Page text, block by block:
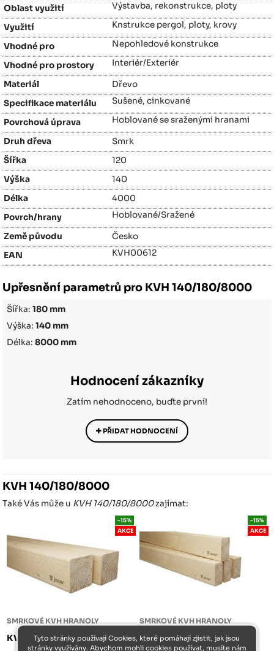
Oblast využití
Výstavba, rekonstrukce, ploty
Využití Knstrukce pergol, ploty, krovy
Vhodné pro Nepohledové konstrukce
Vhodné pro prostory Interiér/Exteriér
Materiál
Dřevo
Specifikace materiálu
Sušené, cinkované
Povrchová úprava Hoblované se sraženými hranami
Druh dřeva
Smrk
Šířka
120
Výška
140
Délka
4000
Povrch/hrany
Hoblované/Sražené
Země původu
Česko
EAN
KVH00612
Upřesnění parametrů pro KVH 140/180/8000
Šířka:180 mm
Výška:140 mm
Délka:8000 mm
Hodnocení zákazníky
Zatím nehodnoceno, buďte první!
PŘIDAT HODNOCENÍ
KVH 140/180/8000
Také Vás může u KVH 140/180/8000zajímat:
SMRKOVÉ KVH HRANOLY
KVH 140/140/4000
-15%
AKCE
SMRKOVÉ KVH HRANOLY
KVH 50/100/5000
-15%
AKCE
Tyto stránky používají Cookies, které pomáhají zjistit, jak jsou
stránky využívány. Abychom mohli cookies používat, musíte nám